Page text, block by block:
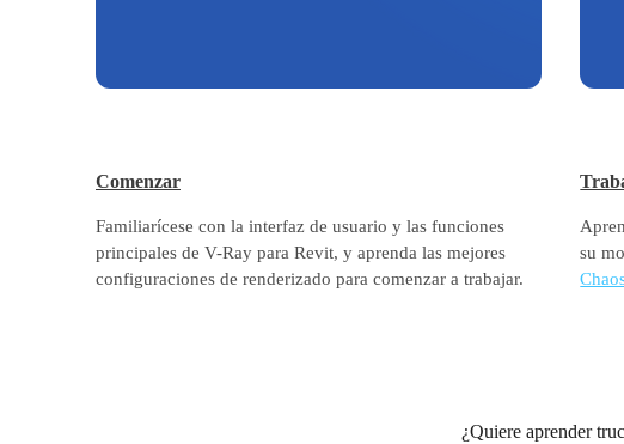
Comenzar
Familiarícese con la interfaz de usuario y las funciones
principales de V-Ray para Revit, y aprenda las mejores
configuraciones de renderizado para comenzar a trabajar.
su
¿Quiere aprender